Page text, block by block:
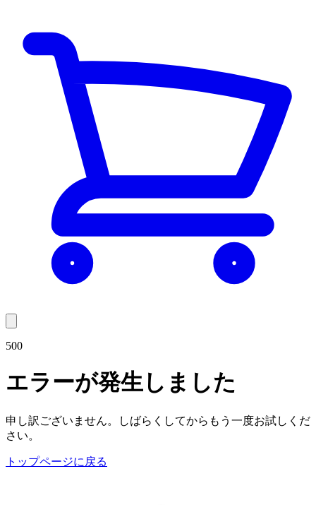
500
エラーが発生しました
申し訳ございません。しばらくしてからもう一度お試しくだ
さい。
トップページに戻る